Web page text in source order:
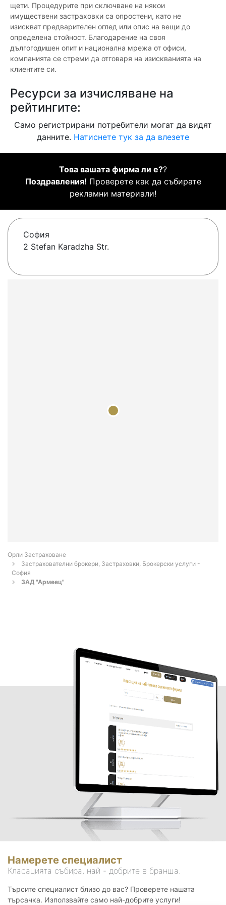
щети. Процедурите при сключване на някои
имуществени застраховки са опростени, като не
изискват предварителен оглед или опис на вещи до
определена стойност. Благодарение на своя
дългогодишен опит и национална мрежа от офиси,
компанията се стреми да отговаря на изискванията на
клиентите си.
Ресурси за изчисляване на
рейтингите:
Само регистрирани потребители могат да видят
данните. Натиснете тук за да влезете
Това вашата фирма ли е??
Поздравления! Проверете как да събирате
рекламни материали!
София
2 Stefan Karadzha Str.
Орли Застраховане
Застрахователни брокери, Застраховки, Брокерски услуги -
София
ЗАД "Армеец"
Намерете специалист
Класацията събира, най - добрите в бранша.
Търсите специалист близо до вас? Проверете нашата
търсачка. Използвайте само най-добрите услуги!